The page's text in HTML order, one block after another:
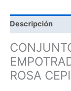
Descripción
ROSA